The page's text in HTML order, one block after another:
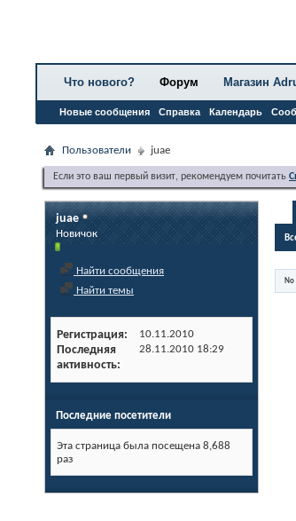
Что нового? Форум
Новые сообщения Справка Календарь
Магазин
Пользователи juae
Если это ваш первый визит, рекомендуем почитать
juae
Новичок
Найти сообщения
Найти темы
Регистрация 10.11.2010
Последняя
активность
28.11.2010 18:29
Последние посетители
Эта страница была посещена 8,688
раз
No